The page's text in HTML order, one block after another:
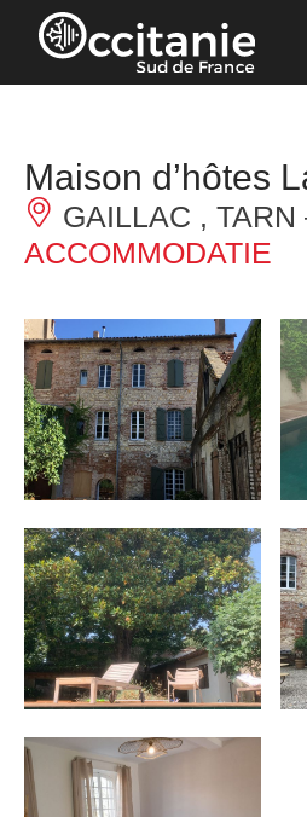
Cookies beheer paneel
Maison d’hôtes
GAILLAC , TARN
ACCOMMODATIE